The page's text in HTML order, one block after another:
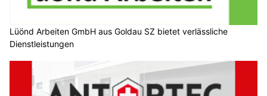
Lüönd Arbeiten GmbH aus Goldau SZ bietet verlässliche
Dienstleistungen